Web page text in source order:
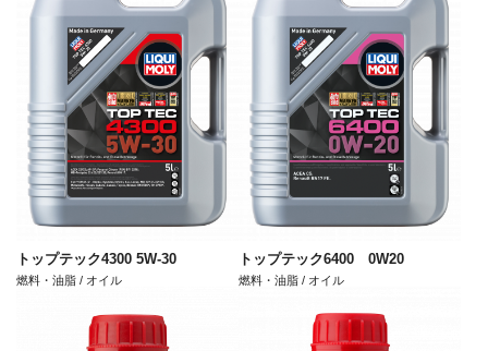
トップテック4300 5W-30
燃料・油脂 / オイル
トップテック6400 0W20
燃料・油脂 / オイル